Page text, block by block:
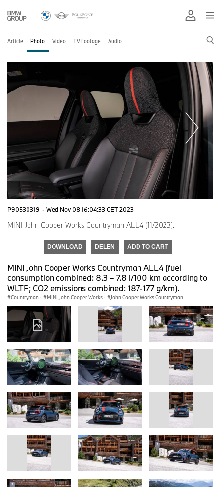
Article Photo Video TV Footage Audio
P90530319 · Wed Nov 08 16:04:33 CET 2023
MINI John Cooper Works Countryman ALL4 (11/2023).
DOWNLOAD DELEN ADD TO CART
MINI John Cooper Works Countryman ALL4 (fuel
consumption combined: 8.3 – 7.8 l/100 km according to
WLTP; CO2 emissions combined: 187-177 g/km).
Countryman · MINI John Cooper Works · John Cooper Works Countryman